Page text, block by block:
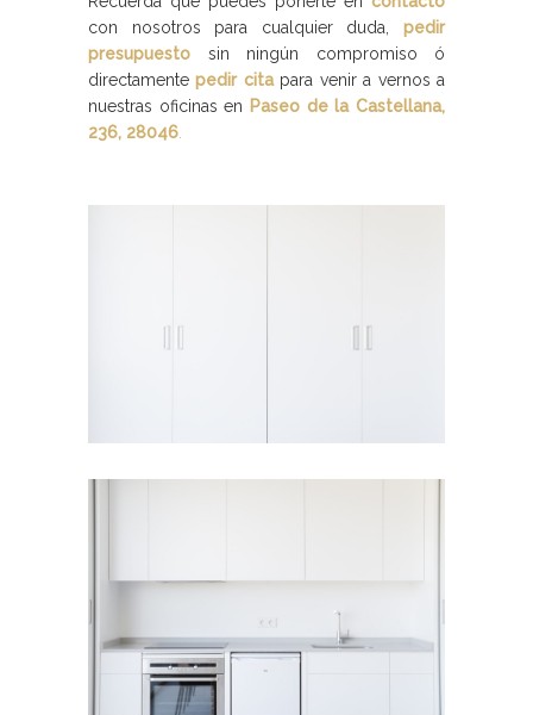
con nosotros para cualquier duda, pedir
presupuesto sin ningún compromiso ó
directamentepedir citapara venir a vernos a
nuestras oficinas en Paseo de la Castellana,
236, 28046.